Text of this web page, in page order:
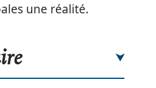
une réalité.